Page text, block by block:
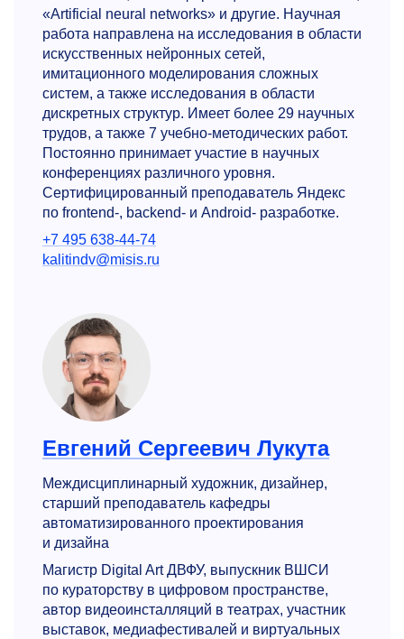
«Artificial neural networks» и другие. Научная
работа направлена на исследования в области
искусственных нейронных сетей,
имитационного моделирования сложных
систем, а также исследования в области
дискретных структур. Имеет более 29 научных
трудов, а также 7 учебно-методических работ.
Постоянно принимает участие в научных
конференциях различного уровня.
Сертифицированный преподаватель Яндекс
по frontend-, backend- и Android- разработке.
+7 495 638-44-74
kalitindv@misis.ru
Евгений Сергеевич Лукута
Междисциплинарный художник, дизайнер,
старший преподаватель кафедры
автоматизиро­ванного проектирования
и дизайна
Магистр Digital Art ДВФУ, выпускник ВШСИ
по кураторству в цифровом пространстве,
автор видеоинсталляций в театрах, участник
выставок, медиафестивалей и виртуальных